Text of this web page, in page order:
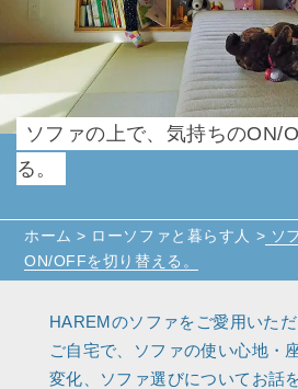
ソファの上で、気持ちのON/
る。
ホーム > ローソファと暮らす人 > ソ
ON/OFFを切り替える。
HAREMのソファをご愛用いた
ご自宅で、ソファの使い心地・
変化、ソファ選びについてお話